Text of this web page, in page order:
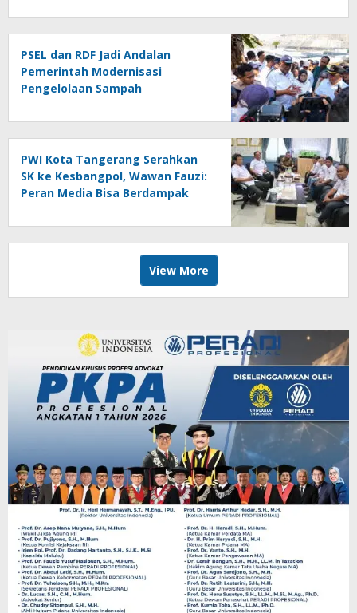
PSEL dan RDF Jadi Andalan
Pemerintah Modernisasi
Pengelolaan Sampah
PWI Kota Tangerang Serahkan
SK ke Kesbangpol, Wawan Fauzi:
Peran Media Bisa Berdampak
View More